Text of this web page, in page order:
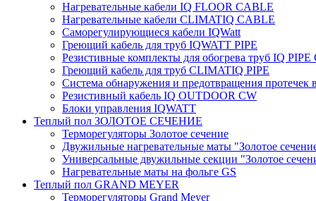
Нагревательные кабели IQ FLOOR CABLE
Нагревательные кабели CLIMATIQ CABLE
Саморегулирующиеся кабели IQWatt
Греющий кабель для труб IQWATT PIPE
Резистивные комплекты для обогрева труб IQ PIPE
Греющий кабель для труб CLIMATIQ PIPE
Система обнаружения и предотвращения протечек
Резистивный кабель IQ OUTDOOR CW
Блоки управления IQWATT
Теплый пол ЗОЛОТОЕ СЕЧЕНИЕ
Терморегуляторы Золотое сечение
Двужильные нагревательные маты "Золотое
Универсальные двужильные секции "Золотое
Нагревательные маты на фольге GS
Теплый пол GRAND MEYER
Терморегуляторы Grand Meyer